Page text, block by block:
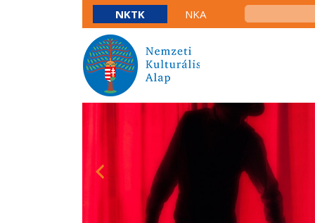
NKTK NKA